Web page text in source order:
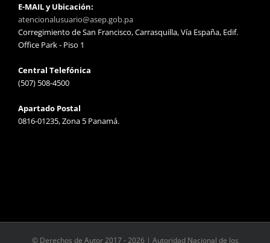
E-MAIL y Ubicación:
atencionalusuario@asep.gob.pa
Corregimiento de San Francisco, Carrasquilla, Vía España, Edif.
Office Park - Piso 1
Central Telefónica
(507) 508-4500
Apartado Postal
0816-01235, Zona 5 Panamá.
© Derechos de Autor 2017 -2026 | Autoridad Nacional de los